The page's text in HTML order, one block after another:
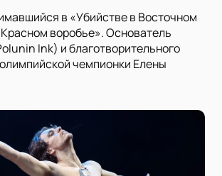
в «Убийстве в Восточном
воробье». Основатель
Ink) и благотворительного
чемпионки Елены